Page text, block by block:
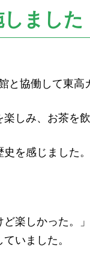
まし
と協働して東高
しみ、お茶を
を感じました。
楽しかった。
いました。